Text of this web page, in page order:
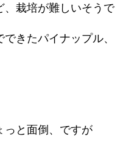
、栽培が難しいそうで
きたパイナップル、
っと面倒、ですが